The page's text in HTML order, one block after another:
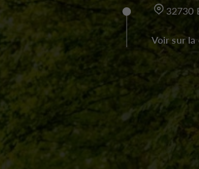
32730
Voir sur la